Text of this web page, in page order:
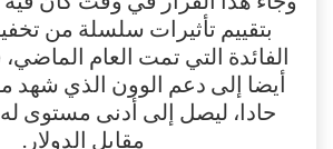
بتقييم تأثيرات سلسلة من
الفائدة التي تمت العام
أيضا إلى دعم الوون الذي شهد
مقابل الدولار.